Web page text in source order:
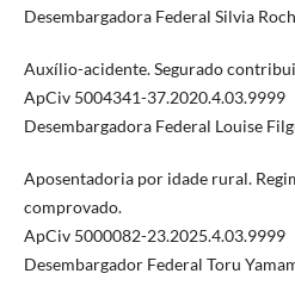
Desembargadora Federal Silvia
Auxílio-acidente. Segurado
ApCiv 5004341-37.2020.4.03.9999
Desembargadora Federal Louise
Aposentadoria por idade rural.
comprovado.
ApCiv 5000082-23.2025.4.03.9999
Desembargador Federal Toru